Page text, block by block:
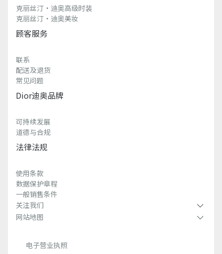
克丽丝汀·迪奥高级时装
克丽丝汀·迪奥美妆
顾客服务
联系
配送及退货
常见问题
Dior迪奥品牌
可持续发展
道德与合规
法律法规
使用条款
数据保护章程
一般销售条件
关注我们
网站地图
电子营业执照